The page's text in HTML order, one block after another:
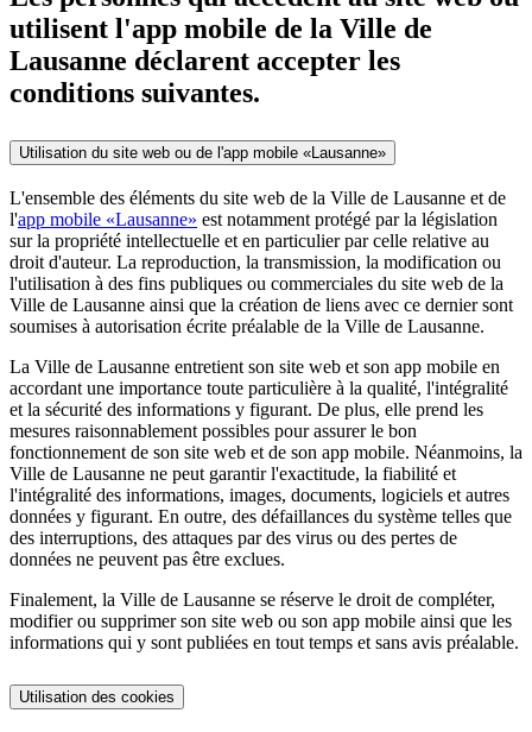
utilisent l'app mobile de la Ville de
Lausanne déclarent accepter les
conditions suivantes.
Utilisation du site web ou de l'app mobile «Lausanne»
L'ensemble des éléments du site web de la Ville de Lausanne et de
l'app mobile «Lausanne» est notamment protégé par la législation
sur la propriété intellectuelle et en particulier par celle relative au
droit d'auteur. La reproduction, la transmission, la modification ou
l'utilisation à des fins publiques ou commerciales du site web de la
Ville de Lausanne ainsi que la création de liens avec ce dernier sont
soumises à autorisation écrite préalable de la Ville de Lausanne.
La Ville de Lausanne entretient son site web et son app mobile en
accordant une importance toute particulière à la qualité, l'intégralité
et la sécurité des informations y figurant. De plus, elle prend les
mesures raisonnablement possibles pour assurer le bon
fonctionnement de son site web et de son app mobile. Néanmoins, la
Ville de Lausanne ne peut garantir l'exactitude, la fiabilité et
l'intégralité des informations, images, documents, logiciels et autres
données y figurant. En outre, des défaillances du système telles que
des interruptions, des attaques par des virus ou des pertes de
données ne peuvent pas être exclues.
Finalement, la Ville de Lausanne se réserve le droit de compléter,
modifier ou supprimer son site web ou son app mobile ainsi que les
informations qui y sont publiées en tout temps et sans avis préalable.
Utilisation des cookies